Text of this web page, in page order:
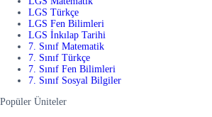
LGS Türkçe
LGS Fen Bilimleri
LGS İnkılap Tarihi
7. Sınıf Matematik
7. Sınıf Türkçe
7. Sınıf Fen Bilimleri
7. Sınıf Sosyal Bilgiler
Popüler Üniteler